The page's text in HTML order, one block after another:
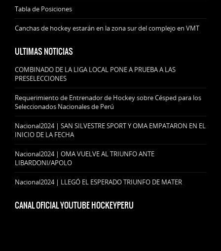
Tabla de Posiciones
Canchas de hockey estarán en la zona sur del complejo en VMT
ULTIMAS NOTICIAS
COMBINADO DE LA LIGA LOCAL PONE A PRUEBA A LAS
PRESELECCIONES
Requerimiento de Entrenador de Hockey sobre Césped para los
Seleccionados Nacionales de Perú
Nacional2024 | SAN SILVESTRE SPORT Y OMA EMPATARON EN EL
INICIO DE LA FECHA
Nacional2024 | OMA VUELVE AL TRIUNFO ANTE
LIBARDONI/APOLO
Nacional2024 | LLEGÓ EL ESPERADO TRIUNFO DE MATER
CANAL OFICIAL YOUTUBE HOCKEYPERU